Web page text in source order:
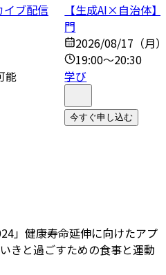
イブ配信
能
【生成AI×自治体
門
2026/08/17（月
19:00～20:30
学び
今すぐ申し込む
」健康寿命延伸に向けたアプ
きと過ごすための食事と運動